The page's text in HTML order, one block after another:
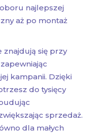
najlepszej
aż po montaż
znajdują się przy
kampanii. Dzięki
do tysięcy
sprzedaż.
dla małych